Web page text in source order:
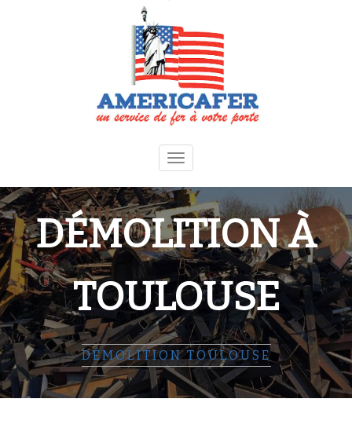
Toggle
navigation
DÉMOLITION À
TOULOUSE
DÉMOLITION TOULOUSE